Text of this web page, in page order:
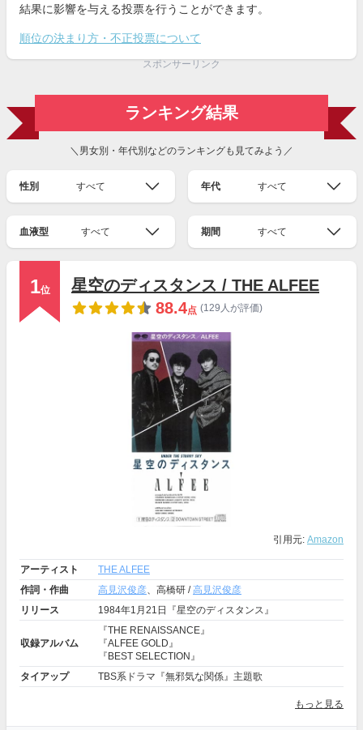
結果に影響を与える投票を行うことができます。
順位の決まり方・不正投票について
スポンサーリンク
ランキング結果
＼男女別・年代別などのランキングも見てみよう／
性別 すべて 年代 すべて
血液型 すべて 期間 すべて
1位
星空のディスタンス / THE ALFEE
88.4点 (129人が評価)
引用元: Amazon
アーティスト
THE ALFEE
作詞・作曲
高見沢俊彦、高橋研 /高見沢俊彦
リリース
1984年1月21日『星空のディスタンス』
収録アルバム
『THE RENAISSANCE』
『ALFEE GOLD』
『BEST SELECTION』
タイアップ
TBS系ドラマ『無邪気な関係』主題歌
もっと見る